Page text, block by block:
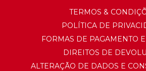
TERMOS &
POLÍTICA DE
FORMAS DE PAGAMENTO
DIREITOS DE
ALTERAÇÃO DE DADOS E